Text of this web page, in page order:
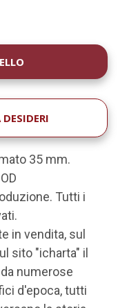
35 mm.
Tutti i
in vendita, sul
sito "icharta" il
numerose
d'epoca, tutti